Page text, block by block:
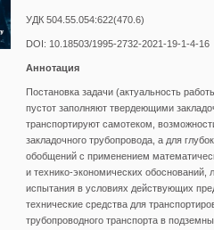
УДК 504.55.054:622(470.6)
DOI: 10.18503/1995-2732-2021-19-1-4-16
Аннотация
Постановка задачи (актуальность
пустот заполняют твердеющими
транспортируют самотеком,
закладочного трубопровода, а для
обобщений с применением
и технико-экономических
испытания в условиях действующих
технические средства для
трубопроводного транспорта в